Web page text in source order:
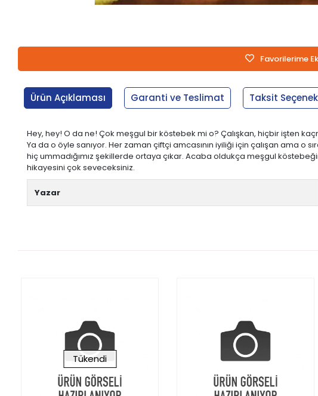
Favorilerime
Ürün Açıklaması Garanti ve Teslimat Taksit
Hey, hey! O da ne! Çok meşgul bir köstebek mi o? Çalışkan, hiçbir işten
Ya da o öyle sanıyor. Her zaman çiftçi amcasının iyiliği için çalışan ama o
hiç ummadığımız şekillerde ortaya çıkar. Acaba oldukça meşgul
hikayesini çok seveceksiniz.
Yazar
Tükendi